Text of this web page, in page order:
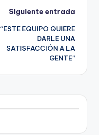
Siguiente entrada
“ESTE EQUIPO QUIERE
DARLE UNA
SATISFACCIÓN A LA
GENTE”